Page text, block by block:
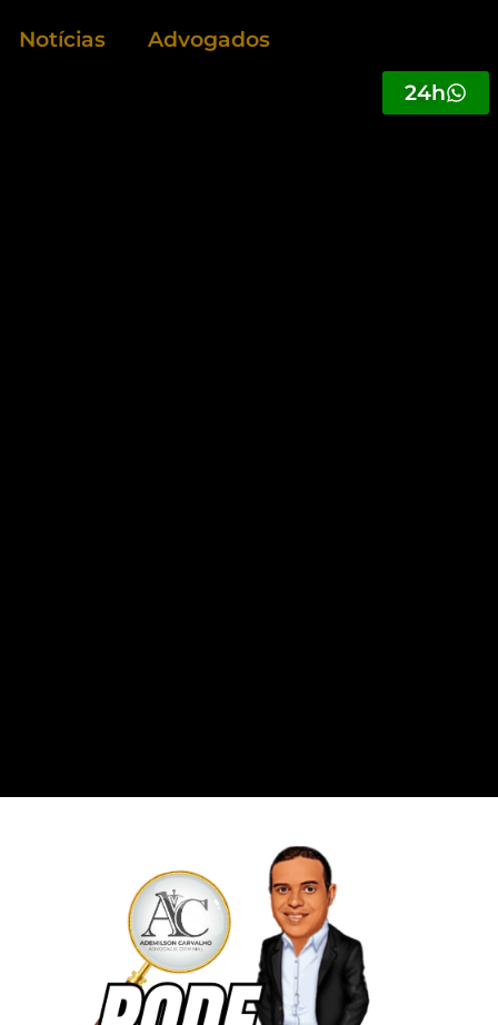
Notícias Advogados
24h